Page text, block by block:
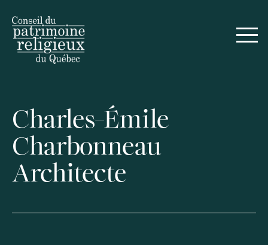
Charles-Émile
Charbonneau
Architecte